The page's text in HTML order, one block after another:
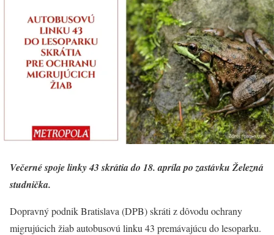
Večerné spoje linky 43 skrátia do 18. apríla po zastávku Železná
studnička.
Dopravný podnik Bratislava (DPB) skráti z dôvodu ochrany
migrujúcich žiab autobusovú linku 43 premávajúcu do lesoparku.